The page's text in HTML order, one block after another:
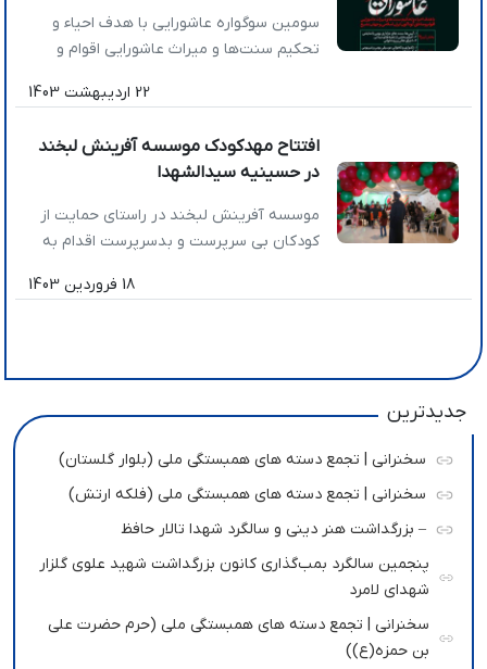
سومین سوگواره عاشورایی با هدف احیاء و
تحکیم سنت‌ها ‌و میراث عاشورایی اقوام و
در سه بخش آیین، آوا، نواها برگزار میگردد .
22 اردیبهشت 1403
افتتاح مهدکودک موسسه آفرینش لبخند
در حسینیه سیدالشهدا
موسسه آفرینش لبخند در راستای حمایت از
کودکان بی سرپرست و بدسرپرست اقدام به
کودکان 4 تا 6 سال کرده است. که روزانه 30
18 فروردین 1403
جدیدترین
سخنرانی | تجمع دسته های همبستگی ملی (بلوار گلستان)
سخنرانی | تجمع دسته های همبستگی ملی (فلکه ارتش)
– بزرگداشت هنر دینی و سالگرد شهدا تالار حافظ
پنجمین سالگرد بمب‌گذاری کانون بزرگداشت شهید علوی گلزار
شهدای لامرد
سخنرانی | تجمع دسته های همبستگی ملی (حرم حضرت علی
بن حمزه(ع))